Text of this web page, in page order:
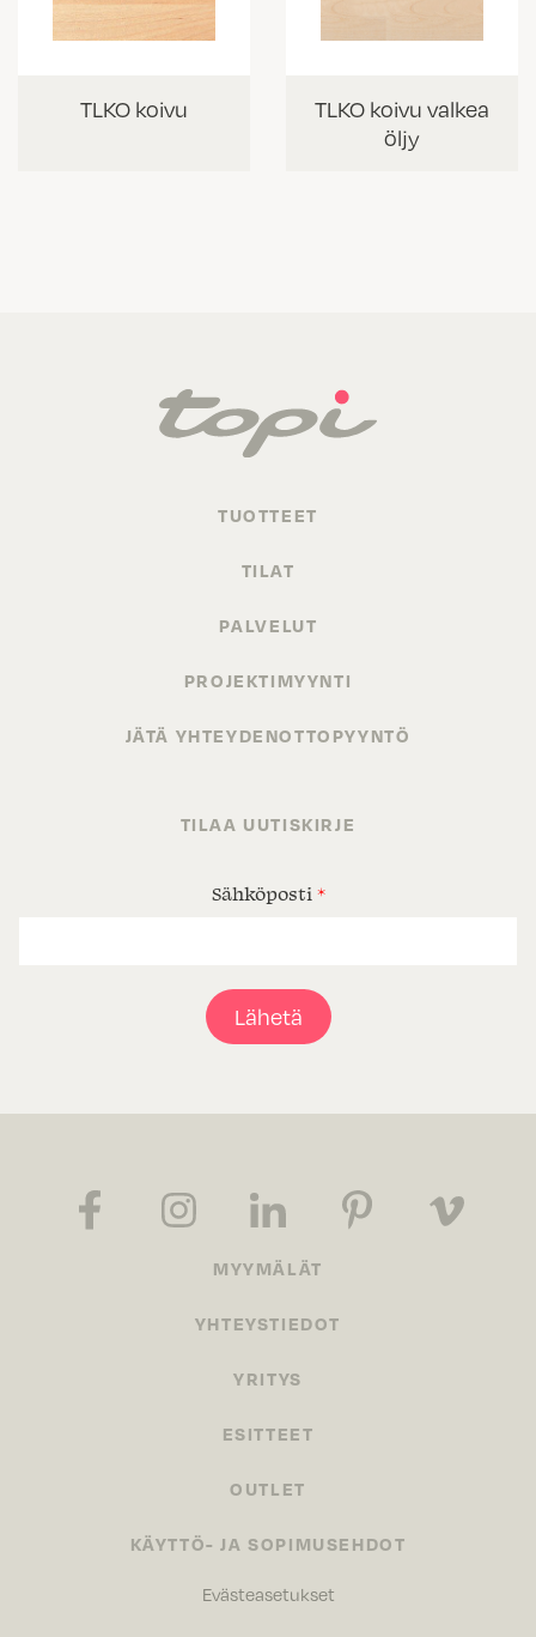
TLKO koivu
TLKO koivu valkea
öljy
TUOTTEET
TILAT
PALVELUT
PROJEKTIMYYNTI
JÄTÄ YHTEYDENOTTOPYYNTÖ
TILAA UUTISKIRJE
Sähköposti *
Lähetä
MYYMÄLÄT
YHTEYSTIEDOT
YRITYS
ESITTEET
OUTLET
KÄYTTÖ- JA SOPIMUSEHDOT
Evästeasetukset